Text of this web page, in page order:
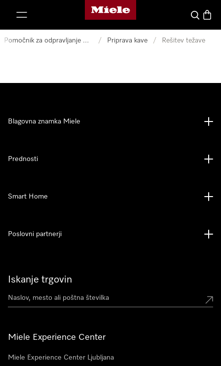
Domača stran Miele
Iskanje
Pomočnik za odpravljanje motenj / Priprava kave / Rešitev težave
Iskanje trgovin
Miele Experience Center
Miele Experience Center Ljubljana
Blagovna znamka Miele
Prednosti
Smart Home
Poslovni partnerji